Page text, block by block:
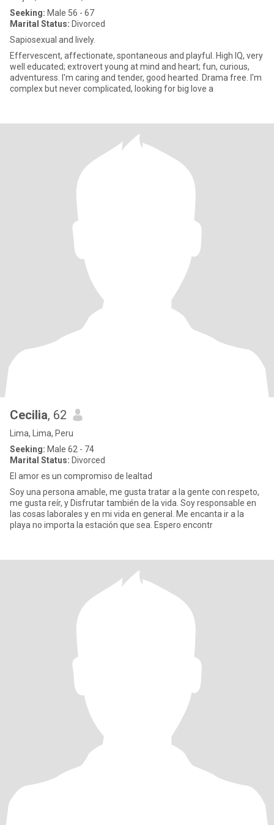
Seeking: Male 56 - 67
Marital Status: Divorced
Sapiosexual and lively.
Effervescent, affectionate, spontaneous and playful. High IQ, very
well educated; extrovert young at mind and heart; fun, curious,
adventuress. I'm caring and tender, good hearted. Drama free. I'm
complex but never complicated, looking for big love a
Cecilia, 62
Lima, Lima, Peru
Seeking: Male 62 - 74
Marital Status: Divorced
El amor es un compromiso de lealtad
Soy una persona amable, me gusta tratar a la gente con respeto,
me gusta reír, y Disfrutar también de la vida. Soy responsable en
las cosas laborales y en mi vida en general. Me encanta ir a la
playa no importa la estación que sea. Espero encontr